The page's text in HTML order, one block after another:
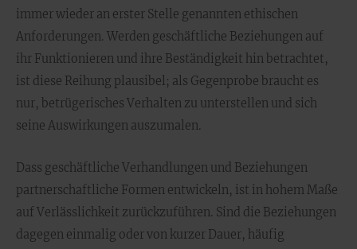
immer wieder an erster Stelle genannten ethischen
Anforderungen. Werden geschäftliche Beziehungen auf
ihr Funktionieren und ihre Beständigkeit hin betrachtet,
ist diese Reihung plausibel; als Gegenprobe braucht es
nur, betrügerisches Verhalten zu unterstellen und sich
seine Auswirkungen auszumalen.
Dass geschäftliche Verhandlungen und Beziehungen
partnerschaftliche Formen entwickeln, ist in hohem Maße
auf Verlässlichkeit zurückzuführen. Sind die Beziehungen
dagegen einmalig oder von kurzer Dauer, häufig